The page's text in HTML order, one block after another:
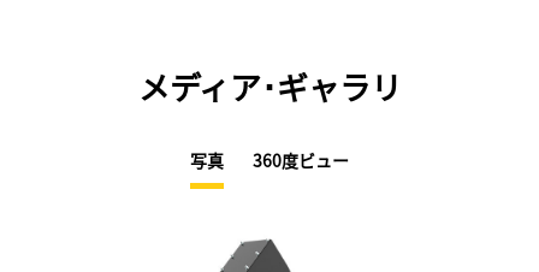
メディア･ギャラリ
写真 360度ビュー